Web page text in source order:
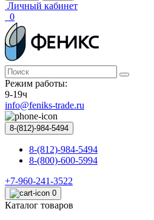
Личный кабинет
0
Режим работы:
9-19ч
info@feniks-trade.ru
8-(812)-984-5494
8-(812)-984-5494
8-(800)-600-5994
+7-960-241-3522
0
Каталог товаров